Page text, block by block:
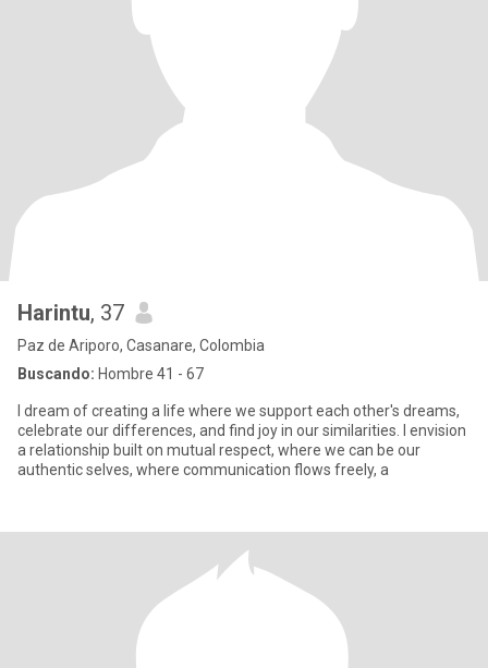
Harintu, 37
Paz de Ariporo, Casanare, Colombia
Buscando: Hombre 41 - 67
I dream of creating a life where we support each other's dreams,
celebrate our differences, and find joy in our similarities. I envision
a relationship built on mutual respect, where we can be our
authentic selves, where communication flows freely, a